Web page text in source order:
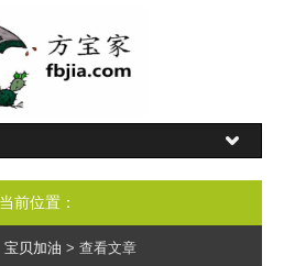
当前位置：
宝贝加油 > 查看文章